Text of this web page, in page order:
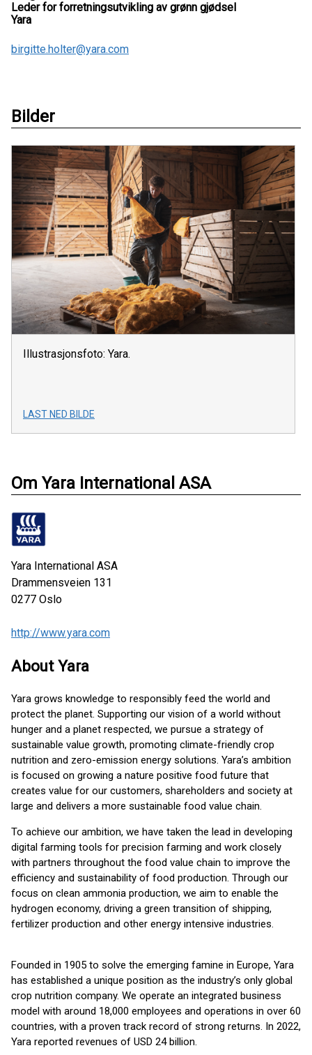
Leder for forretningsutvikling av grønn gjødsel
Yara
birgitte.holter@yara.com
Bilder
Illustrasjonsfoto: Yara.
LAST NED BILDE
Om Yara International ASA
Yara International ASA
Drammensveien 131
0277 Oslo
http://www.yara.com
About Yara
Yara grows knowledge to responsibly feed the world and
protect the planet. Supporting our vision of a world without
hunger and a planet respected, we pursue a strategy of
sustainable value growth, promoting climate-friendly crop
nutrition and zero-emission energy solutions. Yara’s ambition
is focused on growing a nature positive food future that
creates value for our customers, shareholders and society at
large and delivers a more sustainable food value chain.
To achieve our ambition, we have taken the lead in developing
digital farming tools for precision farming and work closely
with partners throughout the food value chain to improve the
efficiency and sustainability of food production. Through our
focus on clean ammonia production, we aim to enable the
hydrogen economy, driving a green transition of shipping,
fertilizer production and other energy intensive industries.
Founded in 1905 to solve the emerging famine in Europe, Yara
has established a unique position as the industry’s only global
crop nutrition company. We operate an integrated business
model with around 18,000 employees and operations in over 60
countries, with a proven track record of strong returns. In 2022,
Yara reported revenues of USD 24 billion.